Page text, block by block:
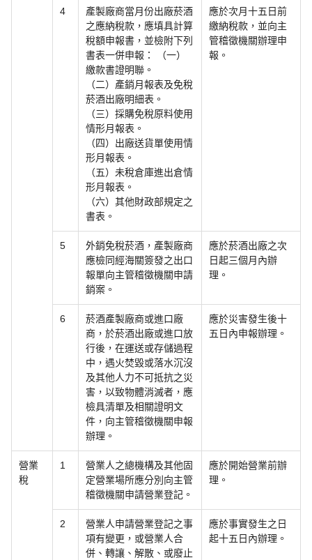
4
產製廠商當月份出廠菸酒
之應納稅款，應填具計算
稅額申報書，並檢附下列
書表一併申報： （一）
繳款書證明聯。
（二）產銷月報表及免稅
菸酒出廠明細表。
（三）採購免稅原料使用
情形月報表。
（四）出廠送貨單使用情
形月報表。
（五）未稅倉庫進出倉情
形月報表。
（六）其他財政部規定之
書表。
應於次月十五日前
繳納稅款，並向主
管稽徵機關辦理申
報。
5
外銷免稅菸酒，產製廠商
應檢同經海關簽發之出口
報單向主管稽徵機關申請
銷案。
應於菸酒出廠之次
日起三個月內辦
理。
6
菸酒產製廠商或進口廠
商，於菸酒出廠或進口放
行後，在運送或存儲過程
中，遇火焚毀或落水沉沒
及其他人力不可抵抗之災
害，以致物體消滅者，應
檢具清單及相關證明文
件，向主管稽徵機關申報
辦理。
應於災害發生後十
五日內申報辦理。
營業
稅
1
營業人之總機構及其他固
定營業場所應分別向主管
稽徵機關申請營業登記。
應於開始營業前辦
理。
2
營業人申請營業登記之事
項有變更，或營業人合
併、轉讓、解散、或廢止
應於事實發生之日
起十五日內辦理。